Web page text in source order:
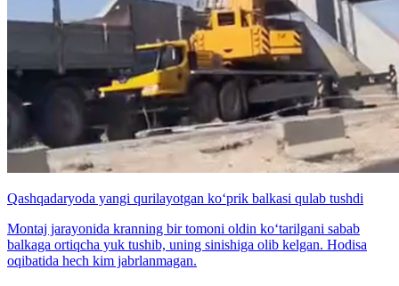
Qashqadaryoda yangi qurilayotgan ko‘prik balkasi qulab tushdi
Montaj jarayonida kranning bir tomoni oldin ko‘tarilgani sabab
balkaga ortiqcha yuk tushib, uning sinishiga olib kelgan. Hodisa
oqibatida hech kim jabrlanmagan.